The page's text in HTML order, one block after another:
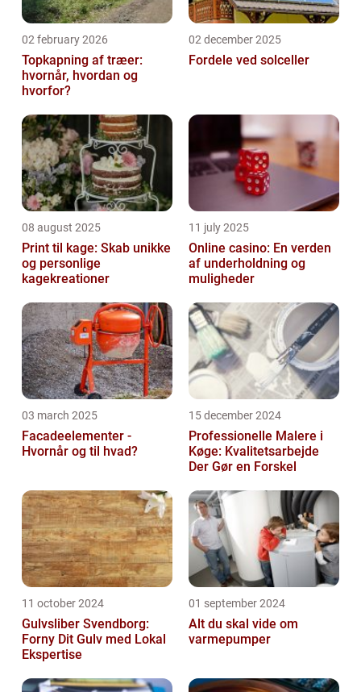
02 february 2026
Topkapning af træer:
hvornår, hvordan og
hvorfor?
02 december 2025
Fordele ved solceller
08 august 2025
Print til kage: Skab unikke
og personlige
kagekreationer
11 july 2025
Online casino: En verden
af underholdning og
muligheder
03 march 2025
Facadeelementer -
Hvornår og til hvad?
15 december 2024
Professionelle Malere i
Køge: Kvalitetsarbejde
Der Gør en Forskel
11 october 2024
Gulvsliber Svendborg:
Forny Dit Gulv med Lokal
Ekspertise
01 september 2024
Alt du skal vide om
varmepumper